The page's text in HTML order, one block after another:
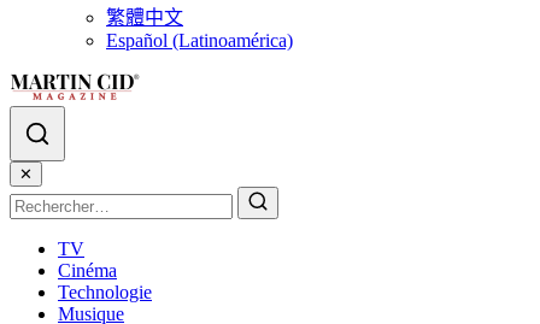
繁體中文
Español (Latinoamérica)
✕
TV
Cinéma
Technologie
Musique